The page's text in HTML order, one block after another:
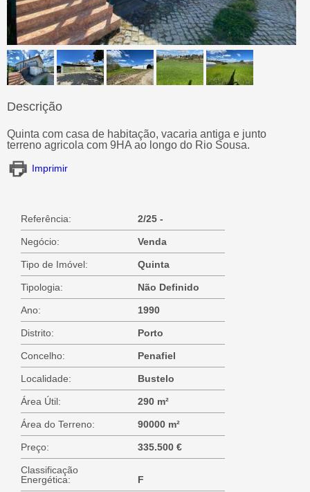
Descrição
Quinta com casa de habitação, vacaria antiga e junto
terreno agricola com 9HA ao longo do Rio Sousa.
Imprimir
Referência: 2/25 -
Negócio: Venda
Tipo de Imóvel: Quinta
Tipologia: Não Definido
Ano: 1990
Distrito: Porto
Concelho: Penafiel
Localidade: Bustelo
Área Útil: 290 m²
Área do Terreno: 90000 m²
Preço: 335.500 €
Classificação
Energética:
F